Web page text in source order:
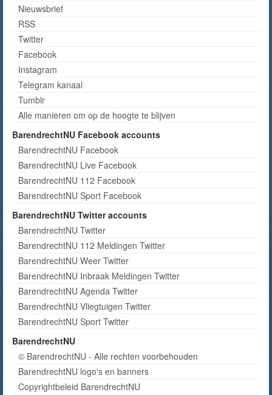
Nieuwsbrief
RSS
Twitter
Facebook
Instagram
Telegram kanaal
Tumblr
Alle manieren om op de hoogte te blijven
BarendrechtNU Facebook accounts
BarendrechtNU Facebook
BarendrechtNU Live Facebook
BarendrechtNU 112 Facebook
BarendrechtNU Sport Facebook
BarendrechtNU Twitter accounts
BarendrechtNU Twitter
BarendrechtNU 112 Meldingen Twitter
BarendrechtNU Weer Twitter
BarendrechtNU Inbraak Meldingen Twitter
BarendrechtNU Agenda Twitter
BarendrechtNU Vliegtuigen Twitter
BarendrechtNU Sport Twitter
BarendrechtNU
© BarendrechtNU - Alle rechten voorbehouden
BarendrechtNU logo's en banners
Copyrightbeleid BarendrechtNU